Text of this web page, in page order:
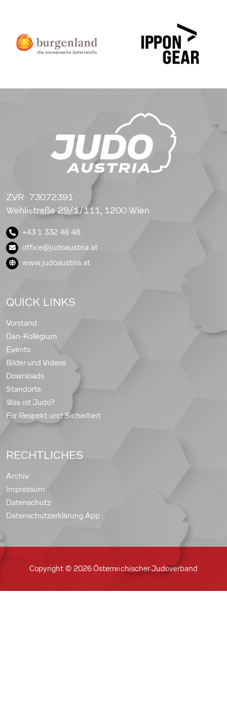
ZVR: 73072391
Wehlistraße 29/1/111, 1200 Wien
+43 1 332 48 48
office@judoaustria.at
www.judoaustria.at
QUICK LINKS
Vorstand
Dan-Kollegium
Events
Bilder und Videos
Downloads
Standorte
Was ist Judo?
Für Respekt und Sicherheit
RECHTLICHES
Archiv
Impressum
Datenschutz
Datenschutzerklärung App
Copyright © 2026 Österreichischer Judoverband